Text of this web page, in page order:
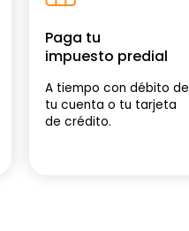
Paga tu
impuesto predial
A tiempo con débito de
tu cuenta o tu tarjeta
de crédito.